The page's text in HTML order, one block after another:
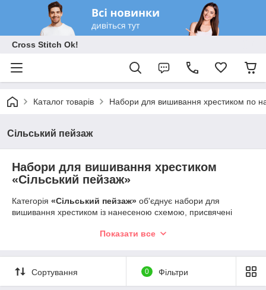
Cross Stitch Ok!
Каталог товарів Набори для вишивання хрестиком по
Сільський пейзаж
Набори для вишивання хрестиком
«Сільський пейзаж»
Категорія «Сільський пейзаж» об'єднує набори для
вишивання хрестиком із нанесеною схемою, присвячені
будиночки, квітучі сади, старовинні млини, дерев'яні паркани,
атмосферу спокою, тепла й гармонії.
Такі сюжети передають красу природи та сільського життя,
нагадують про літній відпочинок, дитячі спогади й затишок
Показати все
Сортування 0 Фільтри